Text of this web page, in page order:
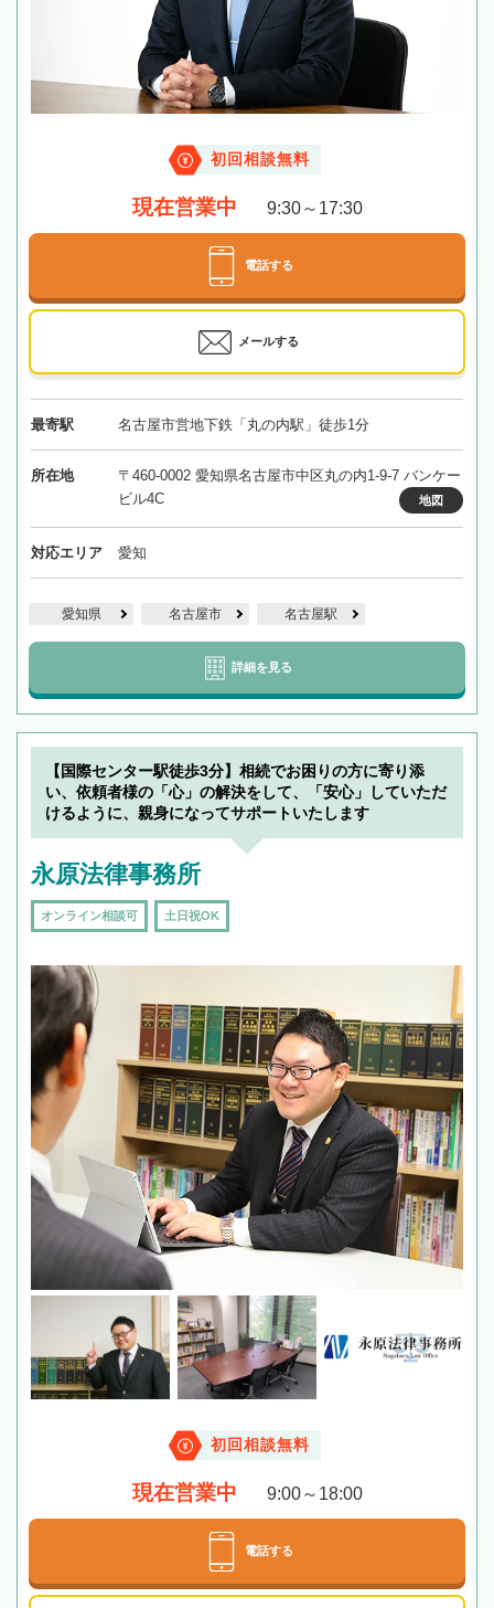
初回相談無料
現在営業中 9:30～17:30
電話する
メールする
最寄駅 名古屋市営地下鉄「丸の内駅」徒歩1分
所在地
〒460-0002 愛知県名古屋市中区丸の内1-9-7 バンケー
ビル4C
地図
対応エリア 愛知
愛知県 名古屋市 名古屋駅
詳細を見る
【国際センター駅徒歩3分】相続でお困りの方に寄り添
い、依頼者様の「心」の解決をして、「安心」していただ
けるように、親身になってサポートいたします
永原法律事務所
オンライン相談可 土日祝OK
初回相談無料
現在営業中 9:00～18:00
電話する